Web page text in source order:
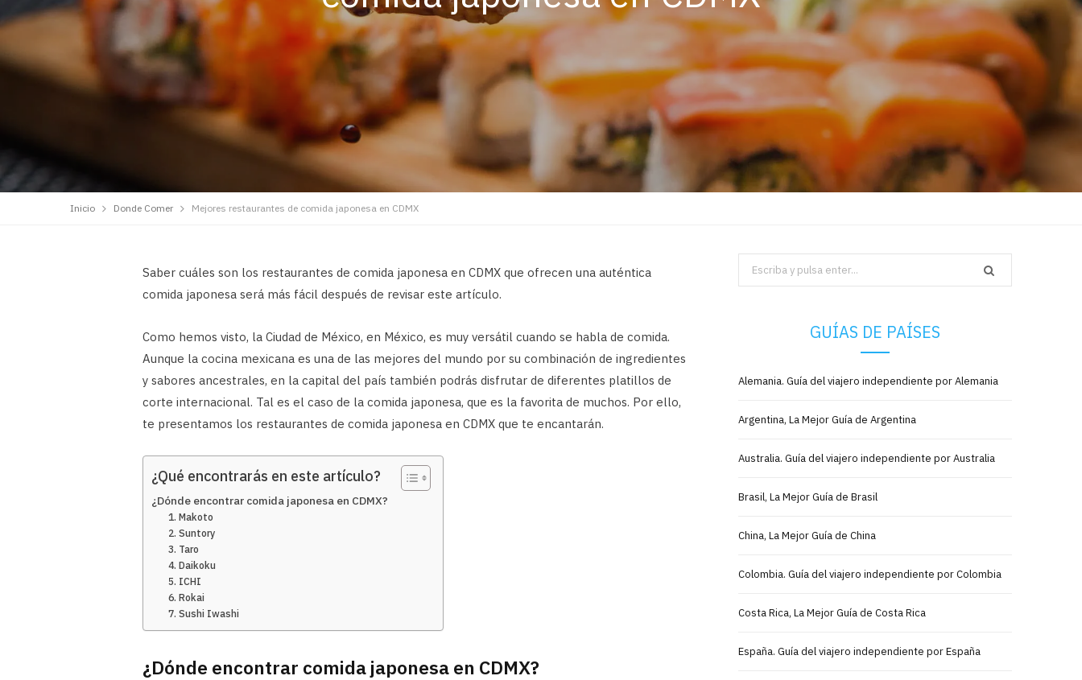
Inicio Donde Comer Mejores restaurantes de comida japonesa en CDMX
Saber cuáles son los restaurantes de comida japonesa en CDMX que ofrecen una auténtica
comida japonesa será más fácil después de revisar este artículo.
Como hemos visto, la Ciudad de México, en México, es muy versátil cuando se habla de comida.
Aunque la cocina mexicana es una de las mejores del mundo por su combinación de ingredientes
y sabores ancestrales, en la capital del país también podrás disfrutar de diferentes platillos de
corte internacional. Tal es el caso de la comida japonesa, que es la favorita de muchos. Por ello,
te presentamos los restaurantes de comida japonesa en CDMX que te encantarán.
¿Qué encontrarás en este artículo?
¿Dónde encontrar comida japonesa en CDMX?
1. Makoto
2. Suntory
3. Taro
4. Daikoku
5. ICHI
6. Rokai
7. Sushi Iwashi
¿Dónde encontrar comida japonesa en CDMX?
Search
for:
GUÍAS DE PAÍSES
Alemania. Guía del viajero independiente por Alemania
Argentina, La Mejor Guía de Argentina
Australia. Guía del viajero independiente por Australia
Brasil, La Mejor Guía de Brasil
China, La Mejor Guía de China
Colombia. Guía del viajero independiente por Colombia
Costa Rica, La Mejor Guía de Costa Rica
España. Guía del viajero independiente por España